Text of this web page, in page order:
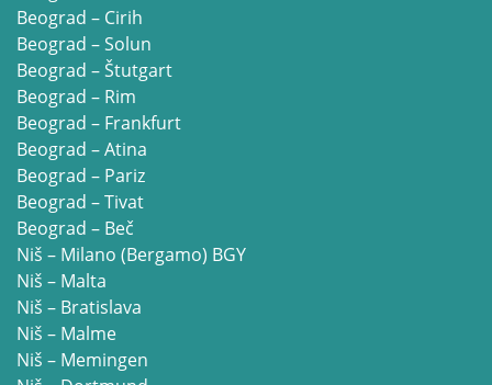
Beograd – Cirih
Beograd – Solun
Beograd – Štutgart
Beograd – Rim
Beograd – Frankfurt
Beograd – Atina
Beograd – Pariz
Beograd – Tivat
Beograd – Beč
Niš – Milano (Bergamo) BGY
Niš – Malta
Niš – Bratislava
Niš – Malme
Niš – Memingen